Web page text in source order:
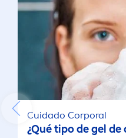
Cuidado Corporal
¿Qué tipo de gel de